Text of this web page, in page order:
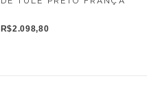
R$2.098,80